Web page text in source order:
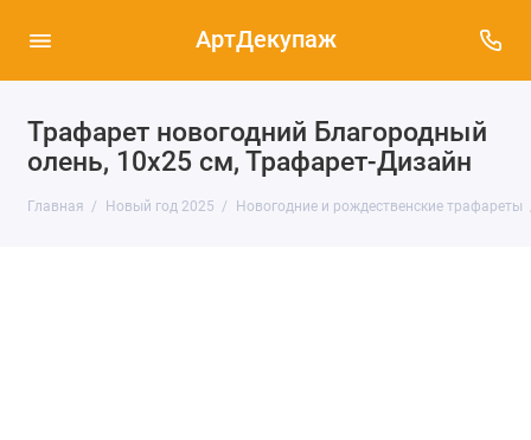
АртДекупаж
Трафарет новогодний Благородный
олень, 10х25 см, Трафарет-Дизайн
Главная Новый год 2025 Новогодние и рождественские трафареты